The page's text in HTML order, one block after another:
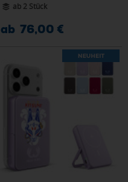
ab 2 Stück
ab 76,00 €